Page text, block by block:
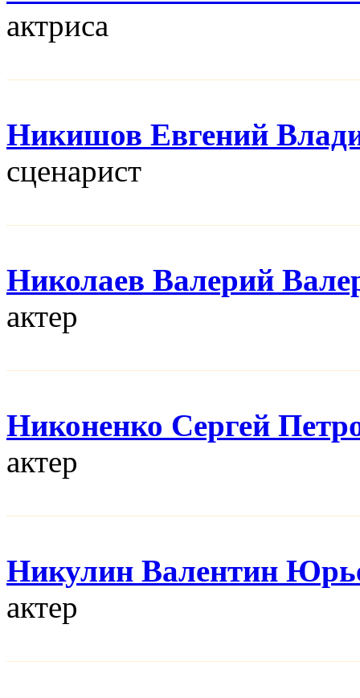
актриса
Никишов Евгений
сценарист
Николаев Валерий
актер
Никоненко Сергей
актер
Никулин Валентин
актер